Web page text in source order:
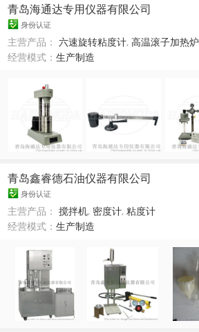
青岛海通达专用仪器有限公司
身份认证
主营产品：六速旋转粘度计,高温滚子加热炉
经营模式：生产制造
青岛鑫睿德石油仪器有限公司
身份认证
主营产品：搅拌机, 密度计,粘度计
经营模式：生产制造